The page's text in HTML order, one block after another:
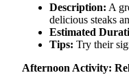
Description: A
delicious steaks
Estimated
Tips: Try their
Afternoon Activity: